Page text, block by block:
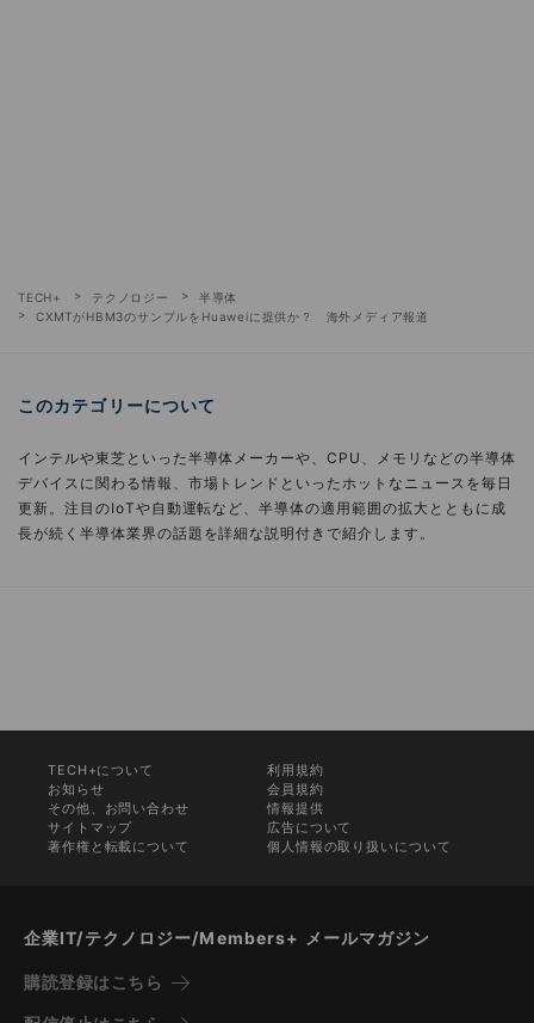
TECH+ テクノロジー
半導体
CXMTがHBM3のサンプルをHuaweiに提供か？ 海外メディア報道
このカテゴリーについて
インテルや東芝といった半導体メーカーや、CPU、メモリなどの半導体
デバイスに関わる情報、市場トレンドといったホットなニュースを毎日
更新。注目のIoTや自動運転など、半導体の適用範囲の拡大とともに成
長が続く半導体業界の話題を詳細な説明付きで紹介します。
TECH+について
利用規約
お知らせ
会員規約
その他、お問い合わせ
情報提供
サイトマップ
広告について
著作権と転載について
個人情報の取り扱いについて
企業IT/テクノロジー/Members+ メールマガジン
購読登録はこちら